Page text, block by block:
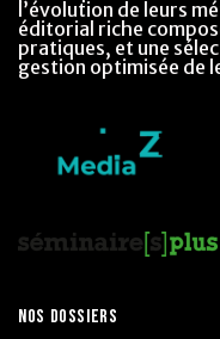
l’évolution de leurs
éditorial riche
pratiques, et une
gestion optimisée de
NOS DOSSIERS